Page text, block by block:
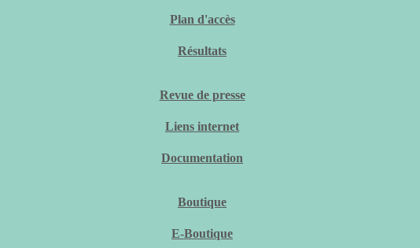
Plan d'accès
Résultats
Revue de presse
Liens internet
Documentation
Boutique
E-Boutique